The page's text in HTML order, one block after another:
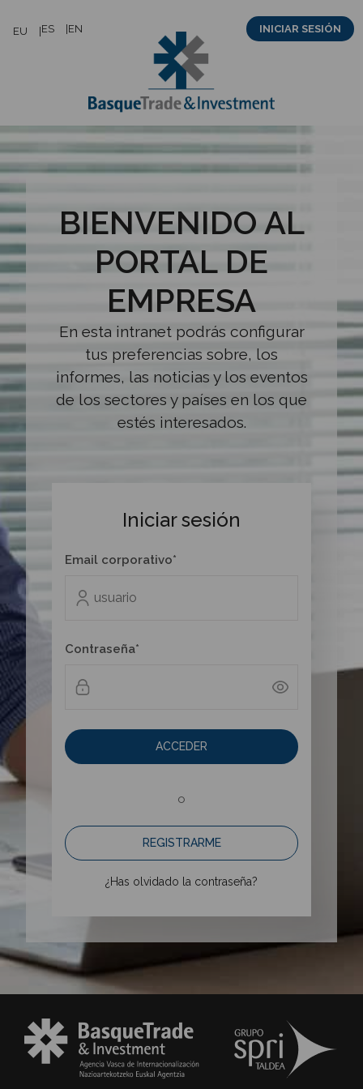
EU ES EN INICIAR SESIÓN
BIENVENIDO AL
PORTAL DE
EMPRESA
En esta intranet podrás configurar
tus preferencias sobre, los
informes, las noticias y los eventos
de los sectores y países en los que
estés interesados.
Iniciar sesión
Email corporativo*
Contraseña*
ACCEDER
o
REGISTRARME
¿Has olvidado la contraseña?